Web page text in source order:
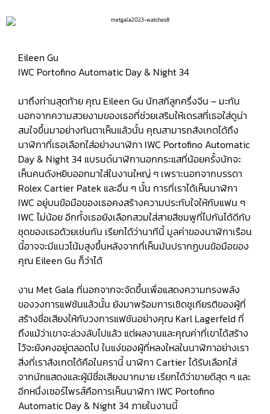
Eileen Gu
IWC Portofino Automatic Day & Night 34
มาถึงท่านสุดท้าย คุณ Eileen Gu นักสกีลูกครึ่งจีน – มะกัน
นอกจากความสวยงามของเธอที่ช่วยเสริมให้เดรสที่เธอใส่ดูน่า
สนใจขึ้นมาอย่างทันตาเห็นแล้วนั้น คุณสามารถสังเกตได้ถึง
นาฬิกาที่เธอเลือกใส่อย่างนาฬิกา IWC Portofino Automatic
Day & Night 34 แบรนด์นาฬิกานอกกระแสที่น้อยครั้งนักจะ
เห็นคนดังหยิบออกมาใส่ในงานใหญ่ ๆ เพราะนอกจากบรรดา
Rolex Cartier Patek และอื่น ๆ นั้น การที่เราได้เห็นนาฬิกา
IWC อยู่บนข้อมือของเธอคงสร้างความประทับใจให้กับแฟน ๆ
IWC ไม่น้อย อีกทั้งเธอยังเลือกสวมใส่สายสีชมพูที่ไปกันได้ดีกับ
ชุดของเธอด้วยเช่นกัน เรียกได้ว่านาทีนี้ มูลค่าของนาฬิกาเรือน
นี้อาจจะมีแนวโน้มสูงขึ้นหลังจากที่เห็นมันปรากฏบนข้อมือของ
คุณ Eileen Gu ก็ว่าได้
งาน Met Gala ที่นอกจากจะจัดขึ้นเพื่อแสดงความทรงพลัง
ของวงการแฟชันแล้วนั้น ยังมาพร้อมการเชิดชูเกียรติของผู้ที่
สร้างชื่อเสียงให้กับวงการแฟชันอย่างคุณ Karl Lagerfeld ที่
ถึงแม้ว่าเขาจะล่วงลับไปแล้ว แต่ผลงานและคุณค่าที่เขาได้สร้าง
ไว้จะยังคงอยู่ตลอดไป ในแง่ของผู้ที่หลงใหลในนาฬิกาอย่างเรา
สิ่งที่เราสังเกตได้คือในครานี้ นาฬิกา Cartier ได้รับเลือกใส่
จากนักแสดงและผู้มีชื่อเสียงมากมาย เรียกได้ว่าขายดีสุด ๆ และ
อีกหนึ่งเซอร์ไพรส์คือการเห็นนาฬิกา IWC Portofino
Automatic Day & Night 34 ภายในงานนี้